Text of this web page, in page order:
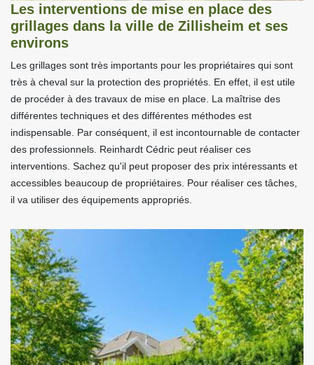
Les interventions de mise en place des
grillages dans la ville de Zillisheim et ses
environs
Les grillages sont très importants pour les propriétaires qui sont
très à cheval sur la protection des propriétés. En effet, il est utile
de procéder à des travaux de mise en place. La maîtrise des
différentes techniques et des différentes méthodes est
indispensable. Par conséquent, il est incontournable de contacter
des professionnels. Reinhardt Cédric peut réaliser ces
interventions. Sachez qu'il peut proposer des prix intéressants et
accessibles beaucoup de propriétaires. Pour réaliser ces tâches,
il va utiliser des équipements appropriés.